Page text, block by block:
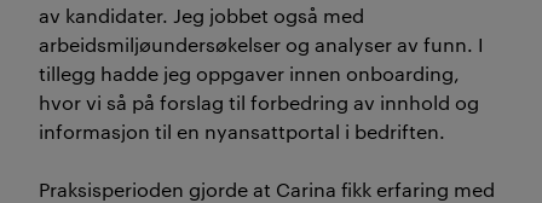
av kandidater. Jeg jobbet også med
arbeidsmiljøundersøkelser og analyser av funn. I
tillegg hadde jeg oppgaver innen onboarding,
hvor vi så på forslag til forbedring av innhold og
informasjon til en nyansattportal i bedriften.
Praksisperioden gjorde at Carina fikk erfaring med